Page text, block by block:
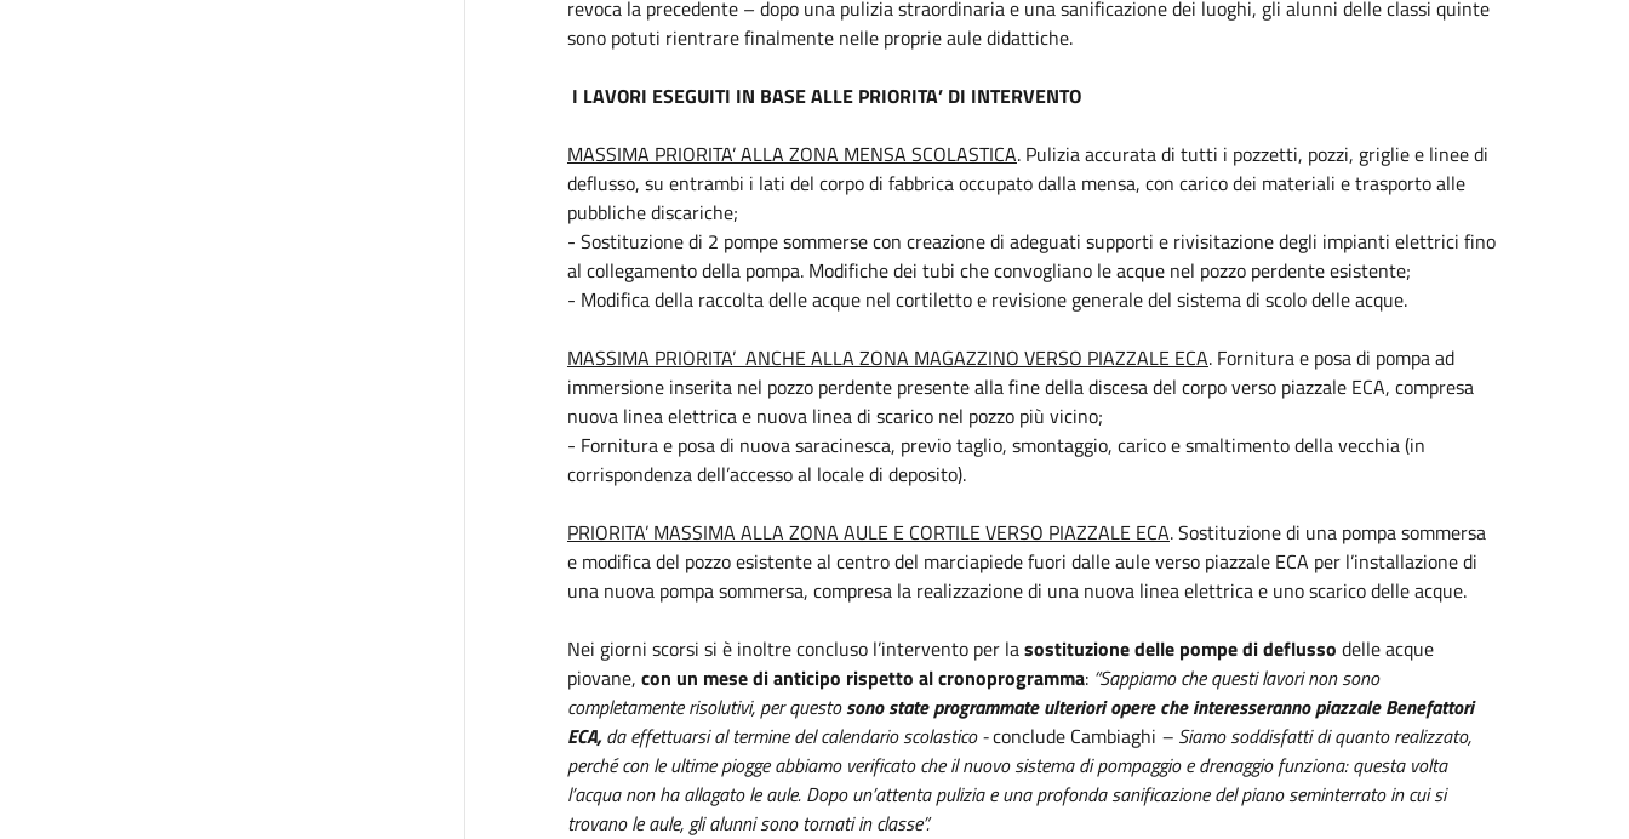
revoca la precedente – dopo una pulizia straordinaria e una sanificazione dei luoghi, gli alunni delle classi quinte
sono potuti rientrare finalmente nelle proprie aule didattiche.
I LAVORI ESEGUITI IN BASE ALLE PRIORITA’ DI INTERVENTO
MASSIMA PRIORITA’ ALLA ZONA MENSA SCOLASTICA. Pulizia accurata di tutti i pozzetti, pozzi, griglie e linee di
deflusso, su entrambi i lati del corpo di fabbrica occupato dalla mensa, con carico dei materiali e trasporto alle
pubbliche discariche;
- Sostituzione di 2 pompe sommerse con creazione di adeguati supporti e rivisitazione degli impianti elettrici fino
al collegamento della pompa. Modifiche dei tubi che convogliano le acque nel pozzo perdente esistente;
- Modifica della raccolta delle acque nel cortiletto e revisione generale del sistema di scolo delle acque.
MASSIMA PRIORITA’ ANCHE ALLA ZONA MAGAZZINO VERSO PIAZZALE ECA. Fornitura e posa di pompa ad
immersione inserita nel pozzo perdente presente alla fine della discesa del corpo verso piazzale ECA, compresa
nuova linea elettrica e nuova linea di scarico nel pozzo più vicino;
- Fornitura e posa di nuova saracinesca, previo taglio, smontaggio, carico e smaltimento della vecchia (in
corrispondenza dell’accesso al locale di deposito).
PRIORITA’ MASSIMA ALLA ZONA AULE E CORTILE VERSO PIAZZALE ECA. Sostituzione di una pompa sommersa
e modifica del pozzo esistente al centro del marciapiede fuori dalle aule verso piazzale ECA per l’installazione di
una nuova pompa sommersa, compresa la realizzazione di una nuova linea elettrica e uno scarico delle acque.
Nei giorni scorsi si è inoltre concluso l’intervento per lasostituzione delle pompe di deflusso delle acque
piovane, con un mese di anticipo rispetto al cronoprogramma: “Sappiamo che questi lavori non sono
completamente risolutivi, per questosono state programmate ulteriori opere che interesseranno piazzale Benefattori
ECA,da effettuarsi al termine del calendario scolastico -conclude Cambiaghi – Siamo soddisfatti di quanto realizzato,
perché con le ultime piogge abbiamo verificato che il nuovo sistema di pompaggio e drenaggio funziona: questa volta
l’acqua non ha allagato le aule. Dopo un’attenta pulizia e una profonda sanificazione del piano seminterrato in cui si
trovano le aule, gli alunni sono tornati in classe”.